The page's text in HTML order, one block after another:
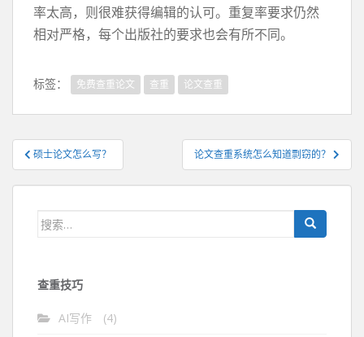
率太高，则很难获得编辑的认可。重复率要求仍然
相对严格，每个出版社的要求也会有所不同。
标签： 免费查重论文 查重 论文查重
文
章
导
硕士论文怎么写？ 论文查重系统怎么知道剽窃的？
搜
查重技巧
AI写作 (4)